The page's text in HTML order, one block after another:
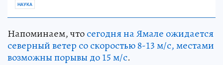
НАУКА
Напоминаем, чтосегодня на Ямале ожидается
северный ветер со скоростью 8-13 м/с, местами
возможны порывы до 15 м/с.